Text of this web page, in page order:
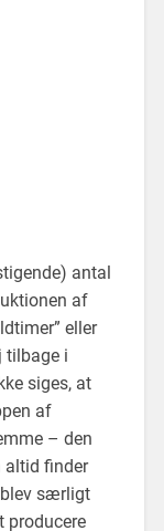
antal
af
eller
tilbage i
siges, at
af
– den
altid finder
blev særligt
producere